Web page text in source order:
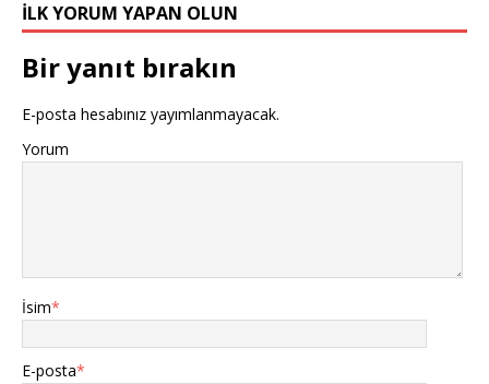
İLK YORUM YAPAN OLUN
Bir yanıt bırakın
E-posta hesabınız yayımlanmayacak.
Yorum
İsim*
E-posta*